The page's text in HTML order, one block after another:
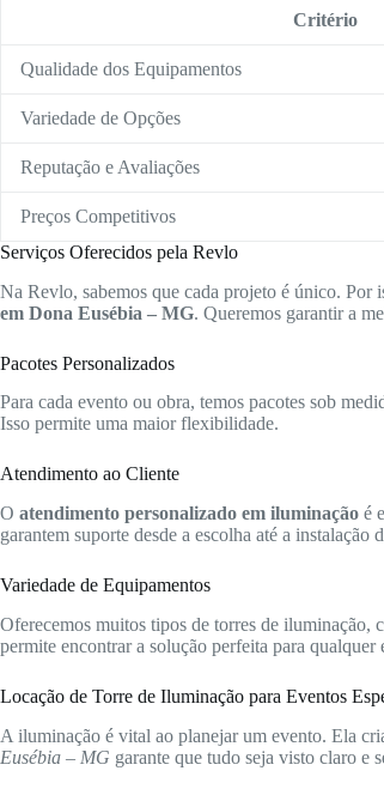
Critério
Qualidade dos Equipamentos
Variedade de Opções
Reputação e Avaliações
Preços Competitivos
Serviços Oferecidos pela Revlo
Na Revlo, sabemos que cada projeto é único. Por
em Dona Eusébia – MG. Queremos garantir a
Pacotes Personalizados
Para cada evento ou obra, temos pacotes sob
Isso permite uma maior flexibilidade.
Atendimento ao Cliente
O atendimento personalizado em iluminação é
garantem suporte desde a escolha até a instalação
Variedade de Equipamentos
Oferecemos muitos tipos de torres de iluminação,
permite encontrar a solução perfeita para
Locação de Torre de Iluminação para Eventos
A iluminação é vital ao planejar um evento. Ela
Eusébia – MG garante que tudo seja visto claro e